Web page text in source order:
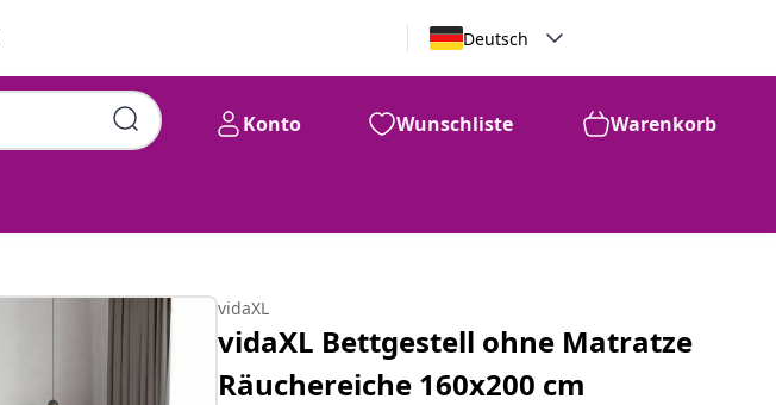
Deutsch
Konto Wunschliste Warenkorb
166
vidaXL
vidaXL Bettgestell ohne Matratze
Räuchereiche 160x200 cm